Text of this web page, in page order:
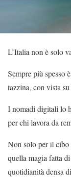
L’Italia non è solo
Sempre più spesso
tazzina, con vista
I nomadi digitali lo
per chi lavora da
Non solo per il cibo
quella magia fatta
quotidianità densa